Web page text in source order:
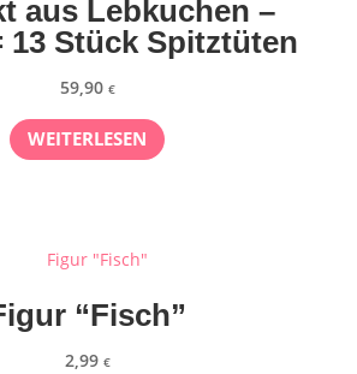
aus Lebkuchen –
13 Stück Spitztüten
59,90 €
WEITERLESEN
“Fisch”
2,99 €